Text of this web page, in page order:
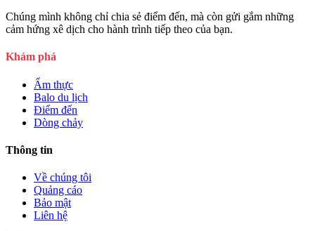
Chúng mình không chỉ chia sẻ điểm đến, mà còn gửi gắm những
cảm hứng xê dịch cho hành trình tiếp theo của bạn.
Khám phá
Ẩm thực
Balo du lịch
Điểm đến
Dòng chảy
Thông tin
Về chúng tôi
Quảng cáo
Bảo mật
Liên hệ